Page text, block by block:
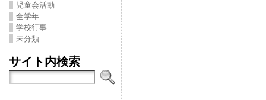
児童会活動
全学年
学校行事
未分類
サイト内検索